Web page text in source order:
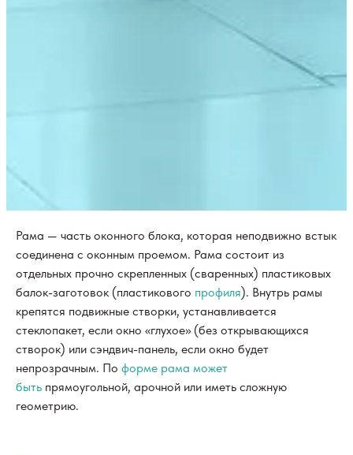
Рама — часть оконного блока, которая неподвижно встык
соединена с оконным проемом. Рама состоит из
отдельных прочно скрепленных (сваренных) пластиковых
балок-заготовок (пластикового профиля). Внутрь рамы
крепятся подвижные створки, устанавливается
стеклопакет, если окно «глухое» (без открывающихся
створок) или сэндвич-панель, если окно будет
непрозрачным. По форме рама может
быть прямоугольной, арочной или иметь сложную
геометрию.